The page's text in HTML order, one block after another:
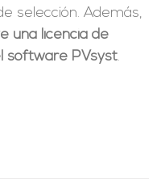
selección. Además,
una licencia de
software PVsyst.